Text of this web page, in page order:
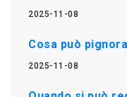
2025-11-08
Cosa può
2025-11-08